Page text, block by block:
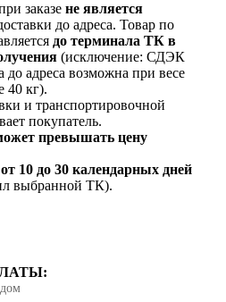
заказе не является
до адреса. Товар по
до терминала ТК в
(исключение: СДЭК
до адреса возможна при весе
40 кг).
и транспортировочной
покупатель.
превышать цену
от 10 до 30 календарных дней
выбранной ТК).